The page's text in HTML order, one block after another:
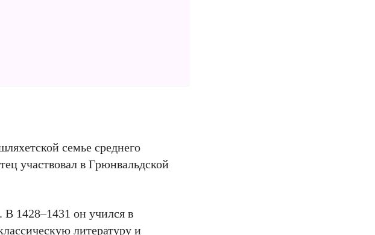
семье среднего
участвовал в Грюнвальдской
1428–1431 он учился в
литературу и